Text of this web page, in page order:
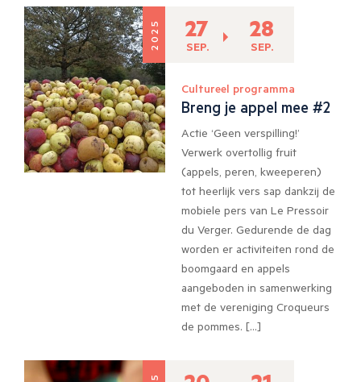
2025 27
SEP.
28
SEP.
Cultureel programma
Breng je appel mee #2
Actie ‘Geen verspilling!’
Verwerk overtollig fruit
(appels, peren, kweeperen)
tot heerlijk vers sap dankzij de
mobiele pers van Le Pressoir
du Verger. Gedurende de dag
worden er activiteiten rond de
boomgaard en appels
aangeboden in samenwerking
met de vereniging Croqueurs
de pommes. […]